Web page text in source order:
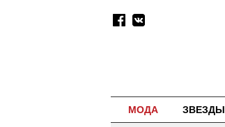
МОДА ЗВЕЗДЫ